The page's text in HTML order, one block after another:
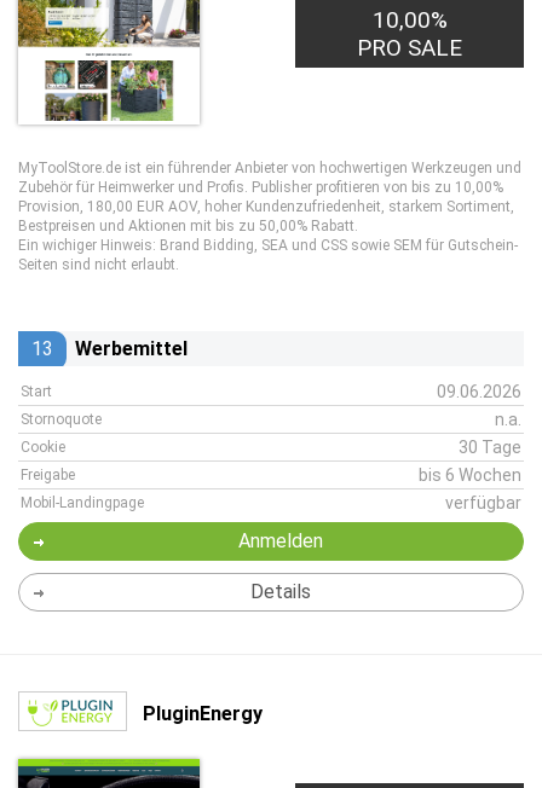
10,00%
PRO SALE
MyToolStore.de ist ein führender Anbieter von hochwertigen Werkzeugen und
Zubehör für Heimwerker und Profis. Publisher profitieren von bis zu 10,00%
Provision, 180,00 EUR AOV, hoher Kundenzufriedenheit, starkem Sortiment,
Bestpreisen und Aktionen mit bis zu 50,00% Rabatt.
Ein wichiger Hinweis: Brand Bidding, SEA und CSS sowie SEM für Gutschein-
Seiten sind nicht erlaubt.
13 Werbemittel
Start 09.06.2026
Stornoquote n.a.
Cookie 30 Tage
Freigabe bis 6 Wochen
Mobil-Landingpage verfügbar
Anmelden
Details
PluginEnergy